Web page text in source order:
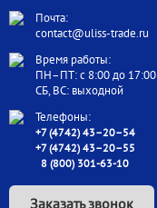
Почта:
contact@uliss-trade.ru
Время работы:
ПН–ПТ: с 8:00 до 17:00
СБ, ВС: выходной
Телефоны:
+7 (4742) 43–20–54
+7 (4742) 43–20–55
8 (800) 301-63-10
Заказать звонок